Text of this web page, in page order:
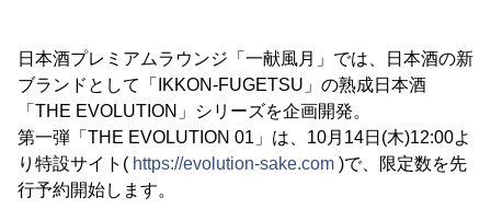
日本酒プレミアムラウンジ「一献風月」では、日本酒の新
ブランドとして「IKKON-FUGETSU」の熟成日本酒
「THE EVOLUTION」シリーズを企画開発。
第一弾「THE EVOLUTION 01」は、10月14日(木)12:00よ
り特設サイト( https://evolution-sake.com )で、限定数を先
行予約開始します。